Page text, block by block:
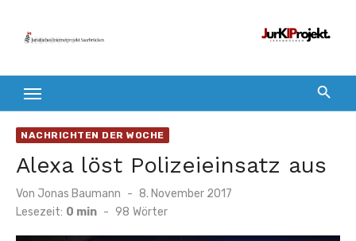
Inhalt
NACHRICHTEN DER WOCHE
Alexa löst Polizeieinsatz aus
Von Jonas Baumann
Veröffentlicht
am
8. November 2017
Lesezeit: 0 min - 98 Wörter